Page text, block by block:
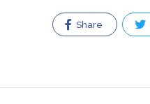
Share